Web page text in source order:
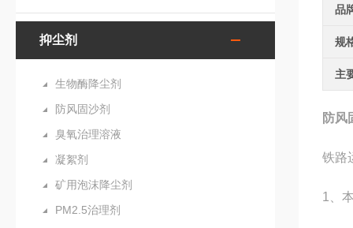
抑尘剂
生物酶降尘剂
防风固沙剂
臭氧治理溶液
凝絮剂
矿用泡沫降尘剂
PM2.5治理剂
品
规
主
防风
铁路
1、